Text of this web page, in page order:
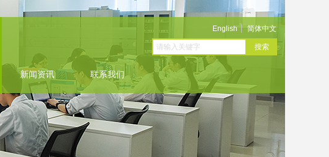
新闻资讯 联系我们
English 简体中文
搜索
English 简体中文